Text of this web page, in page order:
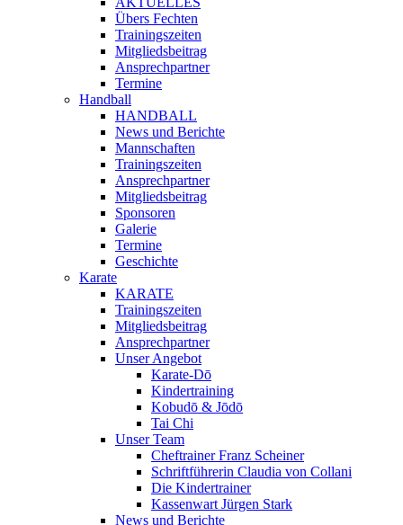
Übers Fechten
Trainingszeiten
Mitgliedsbeitrag
Ansprechpartner
Termine
Handball
HANDBALL
News und Berichte
Mannschaften
Trainingszeiten
Ansprechpartner
Mitgliedsbeitrag
Sponsoren
Galerie
Termine
Geschichte
Karate
KARATE
Trainingszeiten
Mitgliedsbeitrag
Ansprechpartner
Unser Angebot
Karate-Dō
Kindertraining
Kobudō & Jōdō
Tai Chi
Unser Team
Cheftrainer Franz Scheiner
Schriftführerin Claudia von Collani
Die Kindertrainer
Kassenwart Jürgen Stark
News und Berichte